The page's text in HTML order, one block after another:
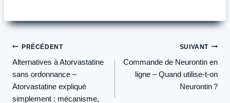
Navigation
de
l’article
PRÉCÉDENT
Alternatives à Atorvastatine
sans ordonnance –
Atorvastatine expliqué
simplement : mécanisme,
SUIVANT
Commande de Neurontin en
ligne – Quand utilise-t-on
Neurontin ?